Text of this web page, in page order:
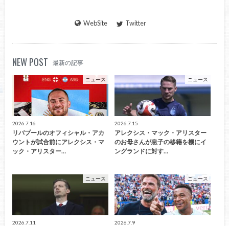
WebSite Twitter
NEW POST 最新の記事
ニュース
2026.7.16
リバプールのオフィシャル・アカ
ウントが試合前にアレクシス・マ
ック・アリスター…
ニュース
2026.7.15
アレクシス・マック・アリスター
のお母さんが息子の移籍を機にイ
ングランドに対す…
ニュース
2026.7.11
ニュース
2026.7.9